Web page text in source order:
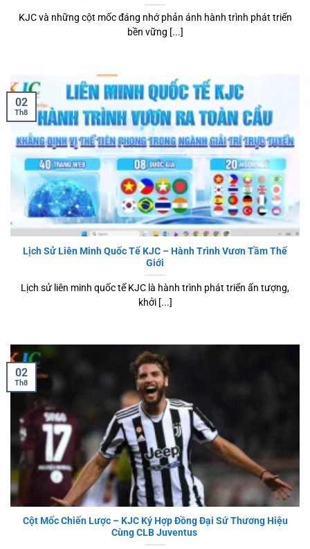
KJC và những cột mốc đáng nhớ phản ánh hành trình phát triển
bền vững [...]
Lịch Sử Liên Minh Quốc Tế KJC – Hành Trình Vươn Tầm Thế
Giới
Lịch sử liên minh quốc tế KJC là hành trình phát triển ấn tượng,
khởi [...]
02
Th8
Cột Mốc Chiến Lược – KJC Ký Hợp Đồng Đại Sứ Thương Hiệu
Cùng CLB Juventus
02
Th8